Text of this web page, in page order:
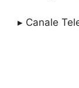
▸ Canale